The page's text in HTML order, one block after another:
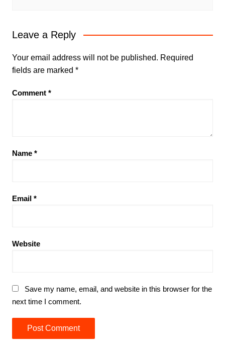
Leave a Reply
Your email address will not be published. Required
fields are marked *
Comment *
Name *
Email *
Website
Save my name, email, and website in this browser for the
next time I comment.